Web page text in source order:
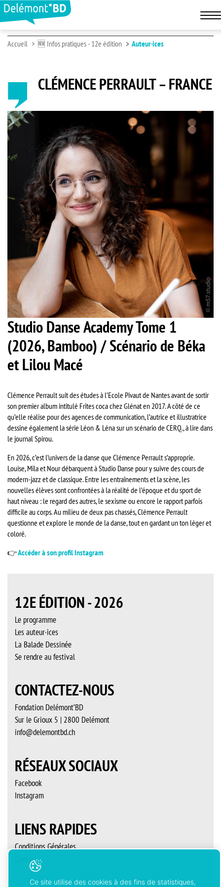
Accueil 🆕 Infos pratiques - 12e édition Auteur·ices
CLÉMENCE PERRAULT – FRANCE
Studio Danse Academy Tome 1
(2026, Bamboo) / Scénario de Béka
et Lilou Macé
Clémence Perrault suit des études à l’Ecole Pivaut de Nantes avant de sortir
son premier album intitulé Frites coca chez Glénat en 2017. A côté de ce
qu’elle réalise pour des agences de communication, l’autrice et illustratrice
dessine également la série Léon & Léna sur un scénario de CERQ., à lire dans
le journal Spirou.
En 2026, c’est l’univers de la danse que Clémence Perrault s’approprie.
Louise, Mila et Nour débarquent à Studio Danse pour y suivre des cours de
modern-jazz et de classique. Entre les entraînements et la scène, les
nouvelles élèves sont confrontées à la réalité de l’époque et du sport de
haut niveau : le regard des autres, le sexisme ou encore le rapport parfois
difficile au corps. Au milieu de deux pas chassés, Clémence Perrault
questionne et explore le monde de la danse, tout en gardant un ton léger et
coloré.
👉Accéder à son profil Instagram
12E ÉDITION - 2026
Le programme
Les auteur·ices
La Balade Dessinée
Se rendre au festival
CONTACTEZ-NOUS
Fondation Delémont’BD
Sur le Grioux 5 | 2800 Delémont
info@delemontbd.ch
RÉSEAUX SOCIAUX
Facebook
Instagram
LIENS RAPIDES
Conditions Générales
Contact
Ce site utilise des cookies à des fins de statistiques,